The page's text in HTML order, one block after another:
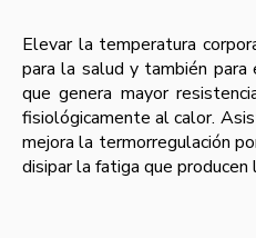
Elevar la temperatura
para la salud y también
que genera mayor
fisiológicamente al calor.
mejora la termorregulación
disipar la fatiga que